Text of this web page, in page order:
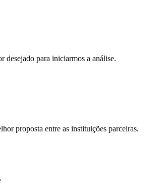
desejado para iniciarmos a análise.
proposta entre as instituições parceiras.